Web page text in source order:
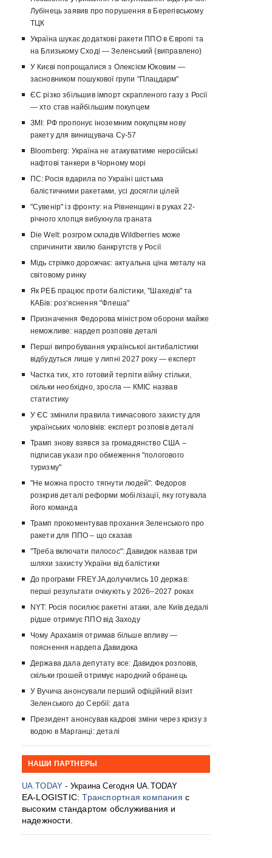
Лубінець заявив про порушення в Берегівському
ТЦК
Україна шукає додаткові ракети ППО в Європі та
на Близькому Сході — Зеленський (виправлено)
У Києві попрощалися з Олексієм Юковим —
засновником пошукової групи "Плацдарм"
ЄС різко збільшив імпорт скрапленого газу з Росії
— хто став найбільшим покупцем
ЗМІ: РФ пропонує іноземним покупцям нову
ракету для винищувача Су-57
Bloomberg: Україна не атакуватиме неросійські
нафтові танкери в Чорному морі
ПС: Росія вдарила по Україні шістьма
балістичними ракетами, усі досягли цілей
"Сувенір" із фронту: на Рівненщині в руках 22-
річного хлопця вибухнула граната
Die Welt: розгром складів Wildberries може
спричинити хвилю банкрутств у Росії
Мідь стрімко дорожчає: актуальна ціна металу на
світовому ринку
Як РЕБ працює проти балістики, "Шахедів" та
КАБів: роз'яснення "Флеша"
Призначення Федорова міністром оборони майже
неможливе: нардеп розповів деталі
Перші випробування української антибалістики
відбудуться лише у липні 2027 року — експерт
Частка тих, хто готовий терпіти війну стільки,
скільки необхідно, зросла — КМІС назвав
статистику
У ЄС змінили правила тимчасового захисту для
українських чоловіків: експерт розповів деталі
Трамп знову взявся за громадянство США –
підписав укази про обмеження "пологового
туризму"
"Не можна просто тягнути людей": Федоров
розкрив деталі реформи мобілізації, яку готувала
його команда
Трамп прокоментував прохання Зеленського про
ракети для ППО – що сказав
"Треба включати пилосос": Давидюк назвав три
шляхи захисту України від балістики
До програми FREYJA долучились 10 держав:
перші результати очікують у 2026–2027 роках
NYT: Росія посилює ракетні атаки, але Київ дедалі
рідше отримує ППО від Заходу
Чому Арахамія отримав більше впливу —
пояснення нардепа Давидюка
Держава дала депутату все: Давидюк розповів,
скільки грошей отримує народний обранець
У Вучича анонсували перший офіційний візит
Зеленського до Сербії: дата
Президент анонсував кадрові зміни через кризу з
водою в Марганці: деталі
НАШИ ПАРТНЕРЫ
UA.TODAY - Украина Сегодня UA.TODAY
EA-LOGISTIC:Транспортная компания с
высоким стандартом обслуживания и
надежности.